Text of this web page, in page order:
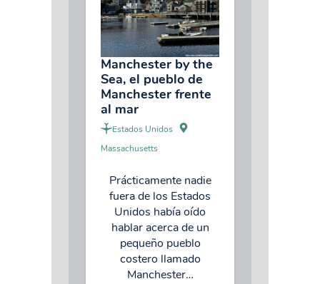
Manchester by the
Sea, el pueblo de
Manchester frente
al mar
Estados Unidos
Massachusetts
Prácticamente nadie
fuera de los Estados
Unidos había oído
hablar acerca de un
pequeño pueblo
costero llamado
Manchester…